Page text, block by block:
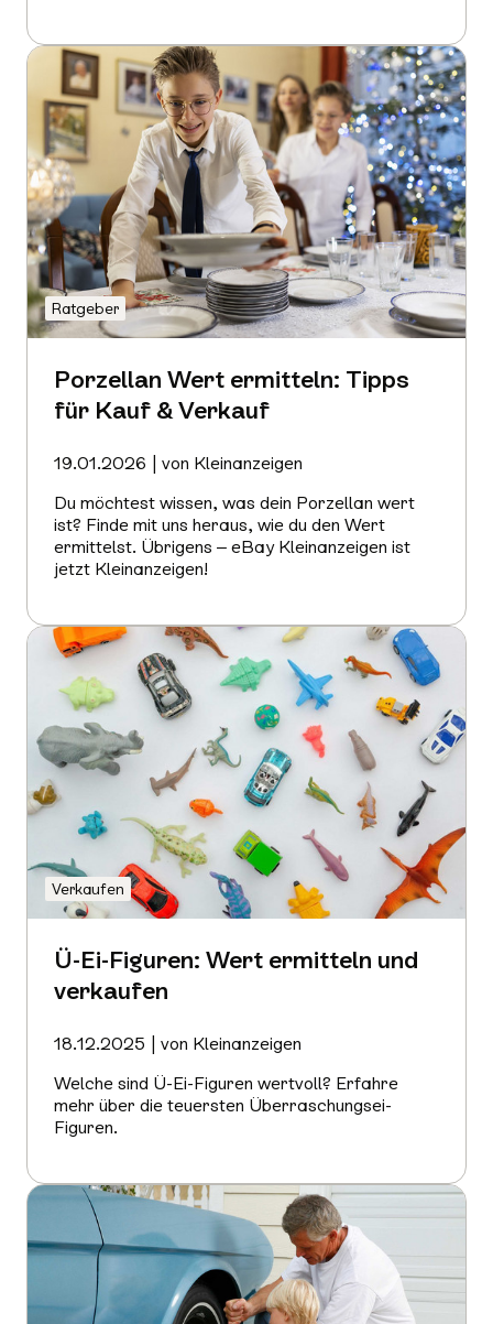
erfahren
Porzellan Wert ermitteln: Tipps
für Kauf & Verkauf
19.01.2026 | von Kleinanzeigen
Du möchtest wissen, was dein Porzellan wert
ist? Finde mit uns heraus, wie du den Wert
ermittelst. Übrigens – eBay Kleinanzeigen ist
jetzt Kleinanzeigen!
erfahren
Ratgeber
Ü-Ei-Figuren: Wert ermitteln und
verkaufen
18.12.2025 | von Kleinanzeigen
Welche sind Ü-Ei-Figuren wertvoll? Erfahre
mehr über die teuersten Überraschungsei-
Figuren.
erfahren
Verkaufen